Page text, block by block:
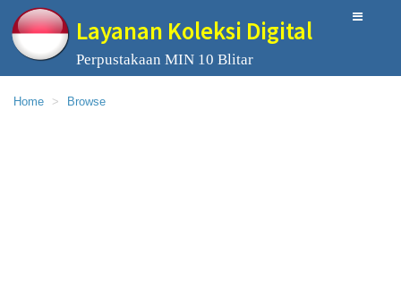
Layanan Koleksi Digital
Perpustakaan MIN 10 Blitar
Home Browse